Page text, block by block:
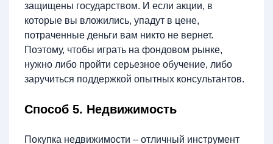
защищены государством. И если акции, в
которые вы вложились, упадут в цене,
потраченные деньги вам никто не вернет.
Поэтому, чтобы играть на фондовом рынке,
нужно либо пройти серьезное обучение, либо
заручиться поддержкой опытных консультантов.
Способ 5. Недвижимость
Покупка недвижимости – отличный инструмент